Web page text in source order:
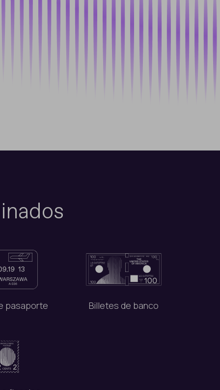
pasaporte Billetes de banco